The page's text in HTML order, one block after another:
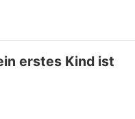
erstes Kind ist